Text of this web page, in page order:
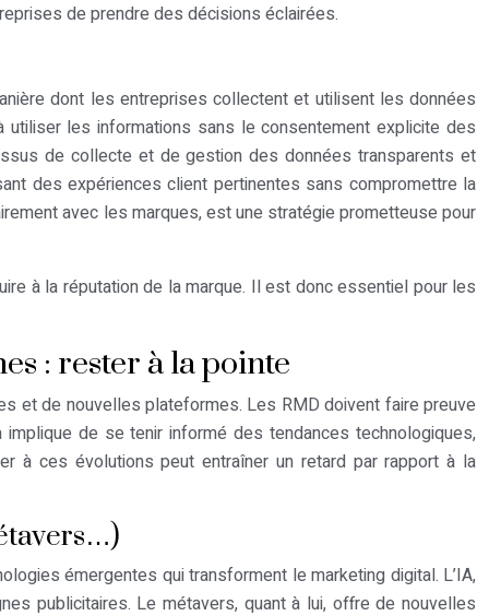
de prendre des décisions éclairées.
dont les entreprises collectent et utilisent les données
les informations sans le consentement explicite des
de collecte et de gestion des données transparents et
des expériences client pertinentes sans compromettre la
avec les marques, est une stratégie prometteuse pour
à la réputation de la marque. Il est donc essentiel pour les
: rester à la pointe
et de nouvelles plateformes. Les RMD doivent faire preuve
implique de se tenir informé des tendances technologiques,
à ces évolutions peut entraîner un retard par rapport à la
émergentes qui transforment le marketing digital. L’IA,
publicitaires. Le métavers, quant à lui, offre de nouvelles